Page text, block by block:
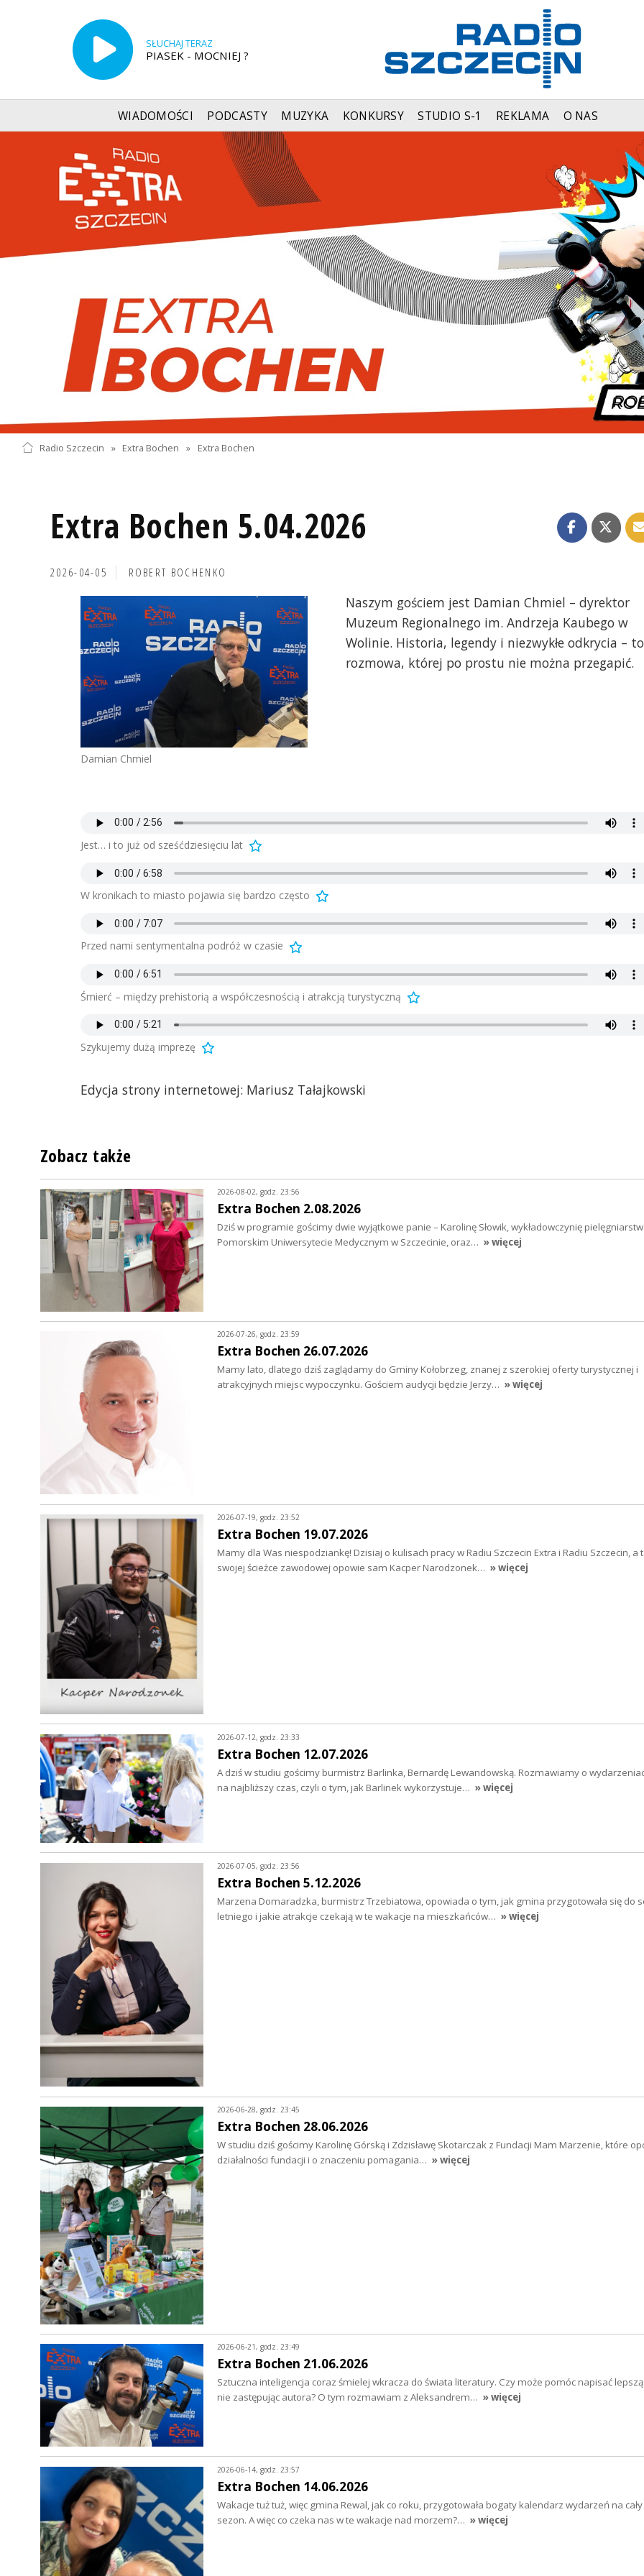
SŁUCHAJ TERAZ
PIASEK - MOCNIEJ ?
WIADOMOŚCI PODCASTY MUZYKA KONKURSY STUDIO S-1 REKLAMA O NAS
Radio Szczecin » Extra Bochen » Extra Bochen
Extra Bochen 5.04.2026
2026-04-05 ROBERT BOCHENKO
Damian Chmiel
Naszym gościem jest Damian Chmiel – dyrektor
Muzeum Regionalnego im. Andrzeja Kaubego w
Wolinie. Historia, legendy i niezwykłe odkrycia – to
rozmowa, której po prostu nie można przegapić.
Jest… i to już od sześćdziesięciu lat
W kronikach to miasto pojawia się bardzo często
Przed nami sentymentalna podróż w czasie
Śmierć – między prehistorią a współczesnością i atrakcją turystyczną
Szykujemy dużą imprezę
Edycja strony internetowej: Mariusz Tałajkowski
Zobacz także
2026-08-02, godz. 23:56
Extra Bochen 2.08.2026
Dziś w programie gościmy dwie wyjątkowe panie – Karolinę Słowik, wykładowczynię
Pomorskim Uniwersytecie Medycznym w Szczecinie, oraz… » więcej
2026-07-26, godz. 23:59
Extra Bochen 26.07.2026
Mamy lato, dlatego dziś zaglądamy do Gminy Kołobrzeg, znanej z szerokiej oferty turystycznej i
atrakcyjnych miejsc wypoczynku. Gościem audycji będzie Jerzy… » więcej
2026-07-19, godz. 23:52
Extra Bochen 19.07.2026
Mamy dla Was niespodziankę! Dzisiaj o kulisach pracy w Radiu Szczecin Extra i Radiu Szczecin, a
swojej ścieżce zawodowej opowie sam Kacper Narodzonek… » więcej
2026-07-12, godz. 23:33
Extra Bochen 12.07.2026
A dziś w studiu gościmy burmistrz Barlinka, Bernardę Lewandowską. Rozmawiamy o
na najbliższy czas, czyli o tym, jak Barlinek wykorzystuje… » więcej
2026-07-05, godz. 23:56
Extra Bochen 5.12.2026
Marzena Domaradzka, burmistrz Trzebiatowa, opowiada o tym, jak gmina przygotowała się do
letniego i jakie atrakcje czekają w te wakacje na mieszkańców… » więcej
2026-06-28, godz. 23:45
Extra Bochen 28.06.2026
W studiu dziś gościmy Karolinę Górską i Zdzisławę Skotarczak z Fundacji Mam Marzenie, które
działalności fundacji i o znaczeniu pomagania… » więcej
2026-06-21, godz. 23:49
Extra Bochen 21.06.2026
Sztuczna inteligencja coraz śmielej wkracza do świata literatury. Czy może pomóc napisać lepszą
nie zastępując autora? O tym rozmawiam z Aleksandrem… » więcej
2026-06-14, godz. 23:57
Extra Bochen 14.06.2026
Wakacje tuż tuż, więc gmina Rewal, jak co roku, przygotowała bogaty kalendarz wydarzeń na
sezon. A więc co czeka nas w te wakacje nad morzem?… » więcej